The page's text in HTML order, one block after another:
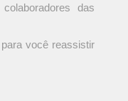
das
você reassistir